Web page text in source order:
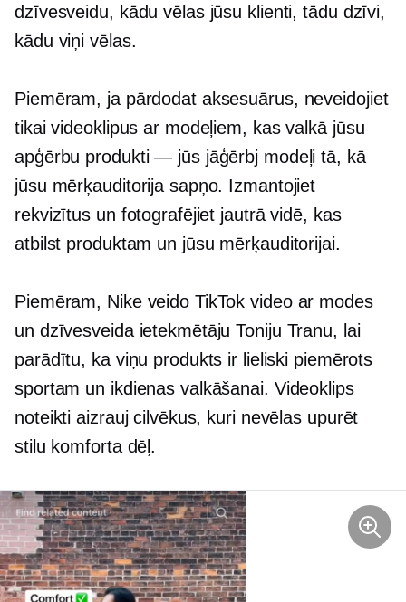
dzīvesveidu, kādu vēlas jūsu klienti, tādu dzīvi,
kādu viņi vēlas.
Piemēram, ja pārdodat aksesuārus, neveidojiet
tikai videoklipus ar modeļiem, kas valkā jūsu
apģērbu produkti — jūsjāģērbj modeļi tā, kā
jūsu mērķauditorija sapņo. Izmantojiet
rekvizītus un fotografējiet jautrā vidē, kas
atbilst produktam un jūsu mērķauditorijai.
Piemēram, Nike veido TikTok video ar modes
un dzīvesveida ietekmētāju Toniju Tranu, lai
parādītu, ka viņu produkts ir lieliski piemērots
sportam un ikdienas valkāšanai. Videoklips
noteikti aizrauj cilvēkus, kuri nevēlas upurēt
stilu komforta dēļ.